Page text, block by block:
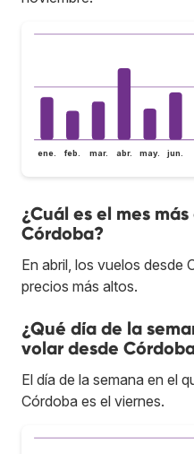
ene. feb. mar. abr. may. jun.
¿Cuál es el mes
Córdoba?
En abril, los vuelos desde
precios más altos.
¿Qué día de la
volar desde
El día de la semana en el
Córdoba es el viernes.